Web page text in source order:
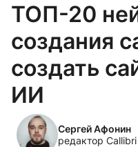
ТОП-20
создания
создать
ИИ
Сергей Афонин
редактор Callibri